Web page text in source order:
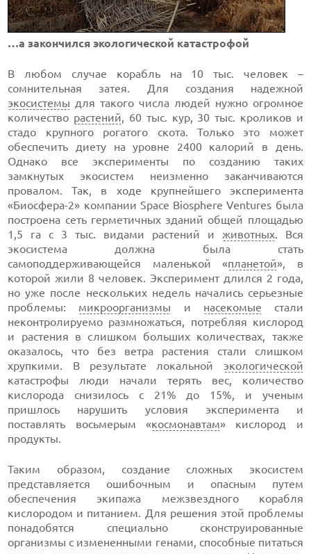
…а закончился экологической катастрофой
В любом случае корабль на 10 тыс. человек –
сомнительная затея. Для создания надежной
экосистемы для такого числа людей нужно огромное
количество растений, 60 тыс. кур, 30 тыс. кроликов и
стадо крупного рогатого скота. Только это может
обеспечить диету на уровне 2400 калорий в день.
Однако все эксперименты по созданию таких
замкнутых экосистем неизменно заканчиваются
провалом. Так, в ходе крупнейшего эксперимента
«Биосфера-2» компании Space Biosphere Ventures была
построена сеть герметичных зданий общей площадью
1,5 га с 3 тыс. видами растений и животных. Вся
экосистема должна была стать
самоподдерживающейся маленькой «планетой», в
которой жили 8 человек. Эксперимент длился 2 года,
но уже после нескольких недель начались серьезные
проблемы: микроорганизмы и насекомые стали
неконтролируемо размножаться, потребляя кислород
и растения в слишком больших количествах, также
оказалось, что без ветра растения стали слишком
хрупкими. В результате локальной экологической
катастрофы люди начали терять вес, количество
кислорода снизилось с 21% до 15%, и ученым
пришлось нарушить условия эксперимента и
поставлять восьмерым «космонавтам» кислород и
продукты.
Таким образом, создание сложных экосистем
представляется ошибочным и опасным путем
обеспечения экипажа межзвездного корабля
кислородом и питанием. Для решения этой проблемы
понадобятся специально сконструированные
организмы с измененными генами, способные питаться